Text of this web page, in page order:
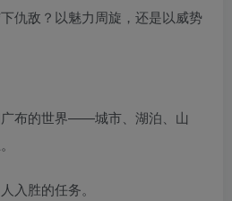
仇敌？以魅力周旋，还是以威势
布的世界——城市、湖泊、山
入胜的任务。